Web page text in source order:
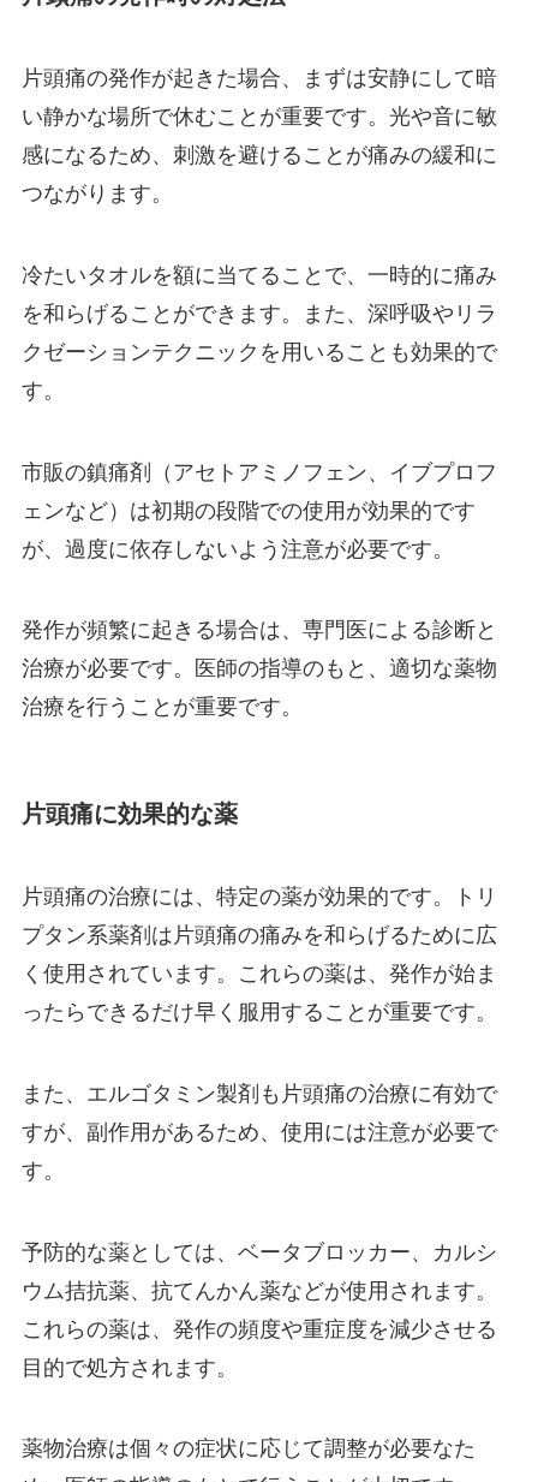
片頭痛の発作が起きた場合、まずは安静にして暗
い静かな場所で休むことが重要です。光や音に敏
感になるため、刺激を避けることが痛みの緩和に
つながります。
冷たいタオルを額に当てることで、一時的に痛み
を和らげることができます。また、深呼吸やリラ
クゼーションテクニックを用いることも効果的で
す。
市販の鎮痛剤（アセトアミノフェン、イブプロフ
ェンなど）は初期の段階での使用が効果的です
が、過度に依存しないよう注意が必要です。
発作が頻繁に起きる場合は、専門医による診断と
治療が必要です。医師の指導のもと、適切な薬物
治療を行うことが重要です。
片頭痛に効果的な薬
片頭痛の治療には、特定の薬が効果的です。トリ
プタン系薬剤は片頭痛の痛みを和らげるために広
く使用されています。これらの薬は、発作が始ま
ったらできるだけ早く服用することが重要です。
また、エルゴタミン製剤も片頭痛の治療に有効で
すが、副作用があるため、使用には注意が必要で
す。
予防的な薬としては、ベータブロッカー、カルシ
ウム拮抗薬、抗てんかん薬などが使用されます。
これらの薬は、発作の頻度や重症度を減少させる
目的で処方されます。
薬物治療は個々の症状に応じて調整が必要なた